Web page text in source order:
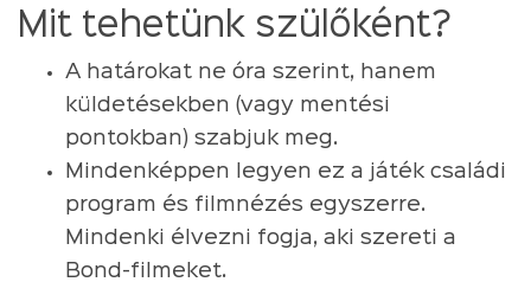
Mit tehetünk szülőként?
A határokat ne óra szerint, hanem
küldetésekben (vagy mentési
pontokban) szabjuk meg.
Mindenképpen legyen ez a játék családi
program és filmnézés egyszerre.
Mindenki élvezni fogja, aki szereti a
Bond-filmeket.